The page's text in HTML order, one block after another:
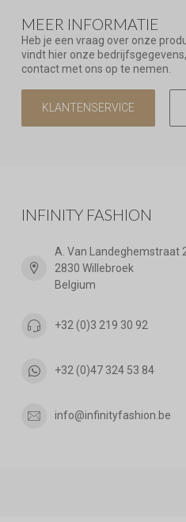
MEER INFORMATIE
Heb je een vraag over onze
vindt hier onze
contact met ons op te nemen.
KLANTENSERVICE
INFINITY FASHION
A. Van Landeghemstraat
2830 Willebroek
Belgium
+32 (0)3 219 30 92
+32 (0)47 324 53 84
info@infinityfashion.be